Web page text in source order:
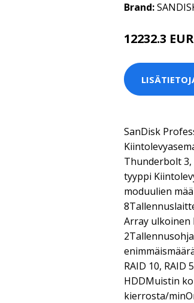
Brand:
12232.3 EUR
SanDisk
Thunderbolt 3,
tyyppi
moduulien
Array ulkoinen
RAID 10, RAID
HDDMuistin
kierrosta/